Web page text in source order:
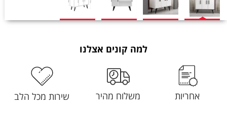
למה קונים אצלנו
אחריות משלוח מהיר שירות מכל הלב